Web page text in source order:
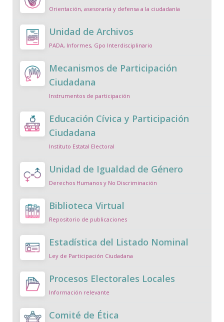
Orientación, asesoraría y defensa a la ciudadanía
Unidad de Archivos
PADA, Informes, Gpo Interdisciplinario
Mecanismos de Participación
Ciudadana
Instrumentos de participación
Educación Cívica y Participación
Ciudadana
Instituto Estatal Electoral
Unidad de Igualdad de Género
Derechos Humanos y No Discriminación
Biblioteca Virtual
Repositorio de publicaciones
Estadística del Listado Nominal
Ley de Participación Ciudadana
Procesos Electorales Locales
Información relevante
Comité de Ética